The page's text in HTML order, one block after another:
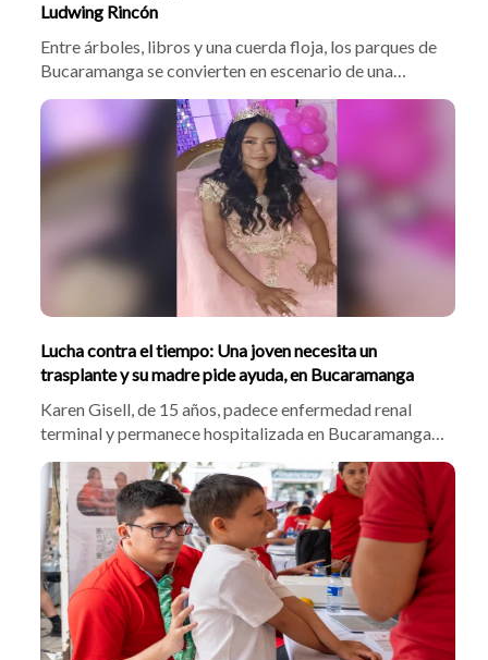
Ludwing Rincón
Entre árboles, libros y una cuerda floja, los parques de
Bucaramanga se convierten en escenario de una
historia cotidiana donde el arte urbano, el cuidado de
la salud y el amor filial caminan de la mano.
Lucha contra el tiempo: Una joven necesita un
trasplante y su madre pide ayuda, en Bucaramanga
Karen Gisell, de 15 años, padece enfermedad renal
terminal y permanece hospitalizada en Bucaramanga.
Su madre, sin empleo ni apoyo familiar, pide ayuda para
cubrir gastos básicos mientras esperan un trasplante.
Requieren alimentos, pañales y donativos. Contacto:
312 497 5958 – 311 669 4108.